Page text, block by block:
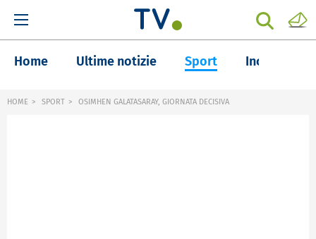
Home Ultime notizie Sport Inchieste
HOME SPORT OSIMHEN GALATASARAY, GIORNATA DECISIVA